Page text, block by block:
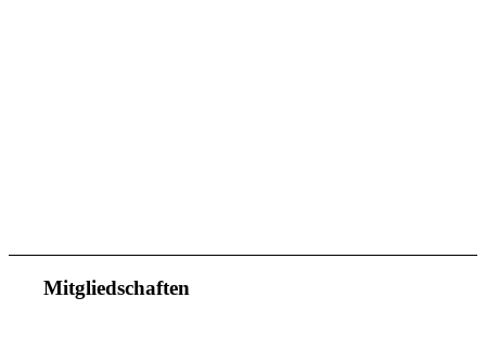
Mitgliedschaften